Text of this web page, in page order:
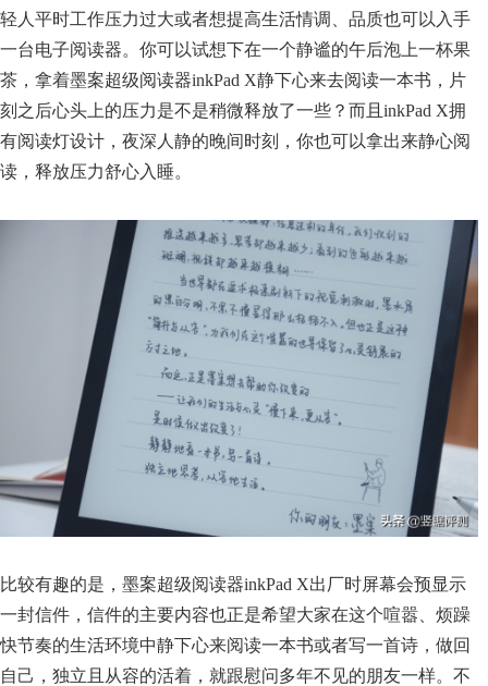
轻人平时工作压力过大或者想提高生活情调、品质也可以入手
一台电子阅读器。你可以试想下在一个静谧的午后泡上一杯果
茶，拿着墨案超级阅读器inkPad X静下心来去阅读一本书，片
刻之后心头上的压力是不是稍微释放了一些？而且inkPad X拥
有阅读灯设计，夜深人静的晚间时刻，你也可以拿出来静心阅
读，释放压力舒心入睡。
比较有趣的是，墨案超级阅读器inkPad X出厂时屏幕会预显示
一封信件，信件的主要内容也正是希望大家在这个喧嚣、烦躁
快节奏的生活环境中静下心来阅读一本书或者写一首诗，做回
自己，独立且从容的活着，就跟慰问多年不见的朋友一样。不